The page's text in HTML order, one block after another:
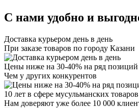
С нами удобно и
Доставка курьером день в день
При заказе товаров по городу Казани
Цены ниже на 30-40% на ряд позиций
Чем у других конкурентов
10 лет в сфере мусульманских товаров
Нам доверяют уже более 10 000